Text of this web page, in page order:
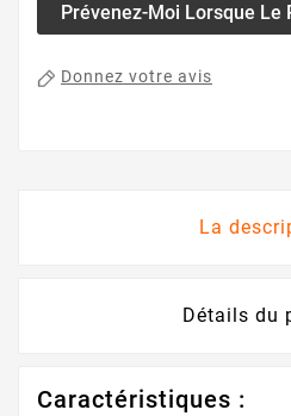
Prévenez-Moi Lorsque Le
Donnez votre avis
La
Détails du
Caractéristiques :